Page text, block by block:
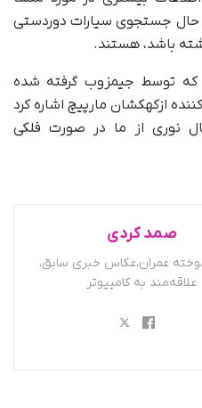
جستجوی سیارات دوردستی
باشد، هستند.
که توسط جیمزوب گرفته شده
ازکهکشان مارپیچ اشاره کرد
میلیون سال نوری از ما در صورت فلکی
صمد کردی
عمران،عکاس خبری سابق،
علاقه‌مند به کامپیوتر